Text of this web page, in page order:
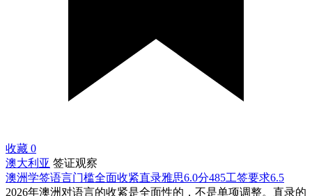
收藏 0
澳大利亚 签证观察
澳洲学签语言门槛全面收紧直录雅思6.0分485工签要求6.5
2026年澳洲对语言的收紧是全面性的，不是单项调整。直录的